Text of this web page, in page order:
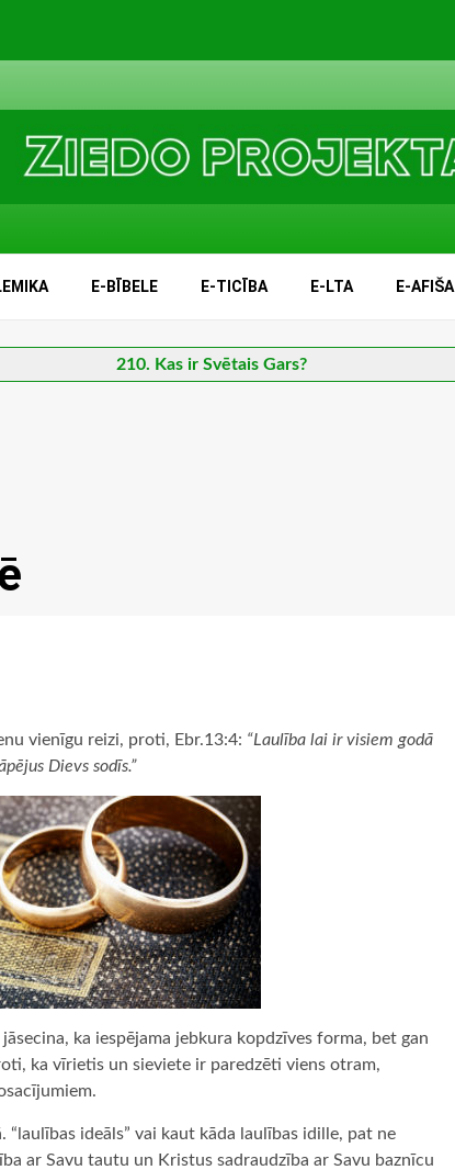
E-BĪBELE E-TICĪBA E-LTA E-AFIŠA
210. Kas ir Svētais Gars?
vienīgu reizi, proti, Ebr.13:4: “Laulība lai ir visiem godā
Dievs sodīs.”
ka iespējama jebkura kopdzīves forma, bet gan
ka vīrietis un sieviete ir paredzēti viens otram,
“laulības ideāls” vai kaut kāda laulības idille, pat ne
ar Savu tautu un Kristus sadraudzība ar Savu baznīcu